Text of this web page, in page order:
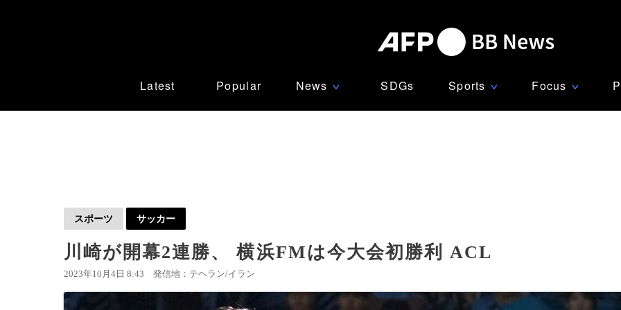
Latest Popular News ∨ SDGs Sports ∨ Focus ∨
スポーツ サッカー
川崎が開幕2連勝、 横浜FMは今大会初勝利 ACL
2023年10月4日 8:43 発信地：テヘラン/イラン